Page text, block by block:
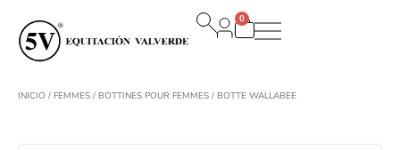
contenu
0
Panier
INICIO / FEMMES / BOTTINES POUR FEMMES / BOTTE WALLABEE